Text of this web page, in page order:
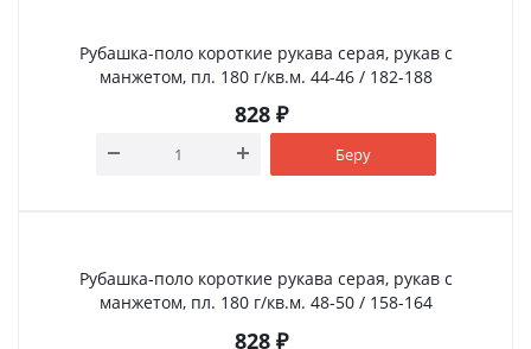
Рубашка-поло короткие рукава серая, рукав с
манжетом, пл. 180 г/кв.м. 44-46 / 182-188
828 ₽
Беру
Рубашка-поло короткие рукава серая, рукав с
манжетом, пл. 180 г/кв.м. 48-50 / 158-164
828 ₽